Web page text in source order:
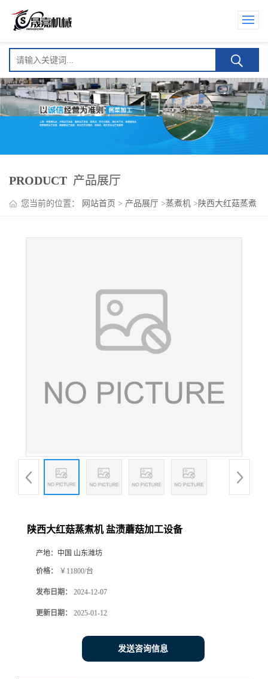
PRODUCT 产品展厅
您当前的位置： 网站首页 > 产品展厅 >蒸煮机 > 陕西大红菇蒸煮
陕西大红菇蒸煮机 盐渍蘑菇加工设备
产地： 中国 山东潍坊
价格： ￥11800/台
发布日期： 2024-12-07
更新日期： 2025-01-12
发送咨询信息